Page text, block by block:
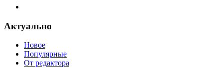
Актуально
Новое
Популярные
От редактора